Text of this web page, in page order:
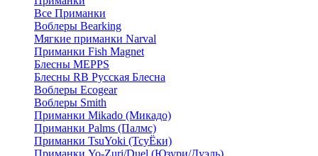
Все Приманки
Воблеры Bearking
Мягкие приманки Narval
Приманки Fish Magnet
Блесны MEPPS
Блесны RB Русская Блесна
Воблеры Ecogear
Воблеры Smith
Приманки Mikado (Микадо)
Приманки Palms (Палмс)
Приманки TsuYoki (ТсуЁки)
Приманки Yo-Zuri/Duel (Юзури/Дуэль)